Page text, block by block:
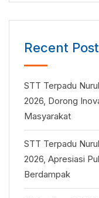
Recent
STT Terpadu
2026, Dorong
Masyarakat
STT Terpadu
2026, Apresiasi
Berdampak